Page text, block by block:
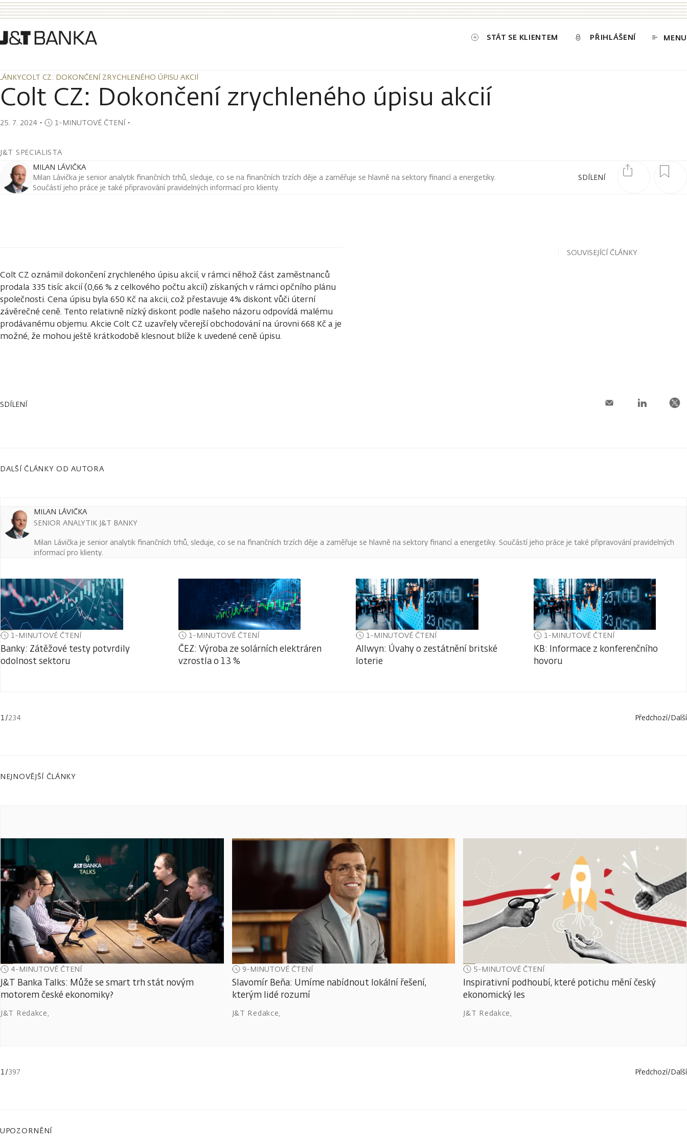
STÁT SE KLIENTEM PŘIHLÁŠENÍ MENU
COLT CZ: DOKONČENÍ ZRYCHLENÉHO ÚPISU AKCIÍ
COLT CZ: DOKONČENÍ ZRYCHLENÉHO ÚPISU AKCIÍ
Colt CZ: Dokončení zrychleného úpisu akcií
25. 7. 2024 ・ 1-MINUTOVÉ ČTENÍ・
J&T SPECIALISTA
SDÍLENÍ
MILAN LÁVIČKA
Milan Lávička je senior analytik finančních trhů, sleduje, co se na finančních trzích děje a zaměřuje se hlavně na sektory financí a energetiky.
Součástí jeho práce je také připravování pravidelných informací pro klienty.
Colt CZ oznámil dokončení zrychleného úpisu akcií, v rámci něhož část zaměstnanců
prodala 335 tisíc akcií (0,66 % z celkového počtu akcií) získaných v rámci opčního plánu
společnosti. Cena úpisu byla 650 Kč na akcii, což přestavuje 4% diskont vůči úterní
závěrečné ceně. Tento relativně nízký diskont podle našeho názoru odpovídá malému
prodávanému objemu. Akcie Colt CZ uzavřely včerejší obchodování na úrovni 668 Kč a je
možné, že mohou ještě krátkodobě klesnout blíže k uvedené ceně úpisu.
SOUVISEJÍCÍ ČLÁNKY
SDÍLENÍ
DALŠÍ ČLÁNKY OD AUTORA
MILAN LÁVIČKA
SENIOR ANALYTIK J&T BANKY
Milan Lávička je senior analytik finančních trhů, sleduje, co se na finančních trzích děje a zaměřuje se hlavně na sektory financí a energetiky. Součástí jeho práce je také připravování pravidelných
informací pro klienty.
1-MINUTOVÉ ČTENÍ
Banky: Zátěžové testy potvrdily
odolnost sektoru
1-MINUTOVÉ ČTENÍ
ČEZ: Výroba ze solárních elektráren
vzrostla o 13 %
1-MINUTOVÉ ČTENÍ
Allwyn: Úvahy o zestátnění britské
loterie
1-MINUTOVÉ ČTENÍ
KB: Informace z konferenčního
hovoru
1 /234 Předchozí/Další
NEJNOVĚJŠÍ ČLÁNKY
4-MINUTOVÉ ČTENÍ
J&T Banka Talks: Může se smart trh stát novým
motorem české ekonomiky?
J&T Redakce,
9-MINUTOVÉ ČTENÍ
Slavomír Beňa: Umíme nabídnout lokální řešení,
kterým lidé rozumí
J&T Redakce,
5-MINUTOVÉ ČTENÍ
Inspirativní podhoubí, které potichu mění český
ekonomický les
J&T Redakce,
1/397 Předchozí/Další
UPOZORNĚNÍ